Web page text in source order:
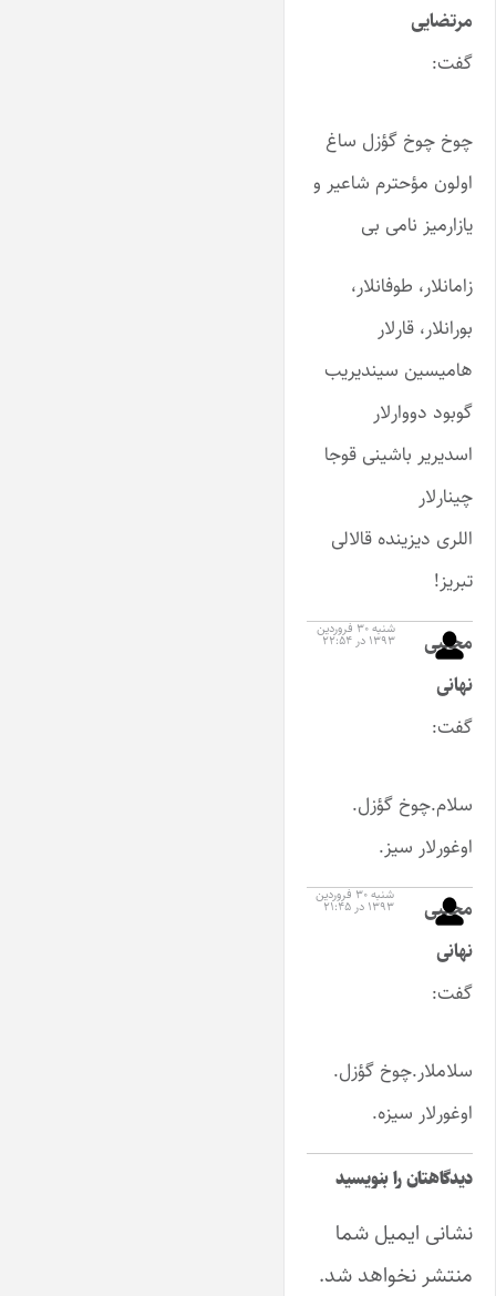
مرتضایی
گفت:
چوخ چوخ گؤزل ساغ
اولون مؤحترم شاعیر و
یازارمیز نامی بی
زامانلار، طوفانلار،
بورانلار، قارلار
هامیسین سیندیریب
گوبود دووارلار
اسدیریر باشینی قوجا
چینارلار
اللری دیزینده قالالی
تبریز!
مجتبی
نهانی
گفت:
شنبه ۳۰ فروردین
۱۳۹۳ در ۲۲:۵۴
سلام.چوخ گؤزل.
اوغورلار سیز.
مجتبی
نهانی
گفت:
شنبه ۳۰ فروردین
۱۳۹۳ در ۲۱:۴۵
سلاملار.چوخ گؤزل.
اوغورلار سیزه.
دیدگاهتان را بنویسید
نشانی ایمیل شما
منتشر نخواهد شد.